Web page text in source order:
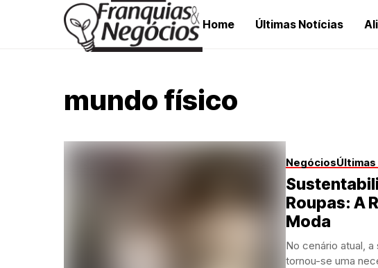
Home Últimas Notícias
mundo físico
Negócios
Roupas: A
Moda
No cenário atual,
tornou-se uma